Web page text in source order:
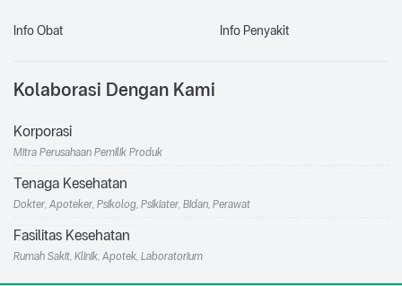
Info Obat Info Penyakit
Kolaborasi Dengan Kami
Korporasi
Mitra Perusahaan Pemilik Produk
Tenaga Kesehatan
Dokter, Apoteker, Psikolog, Psikiater, Bidan, Perawat
Fasilitas Kesehatan
Rumah Sakit, Klinik, Apotek, Laboratorium